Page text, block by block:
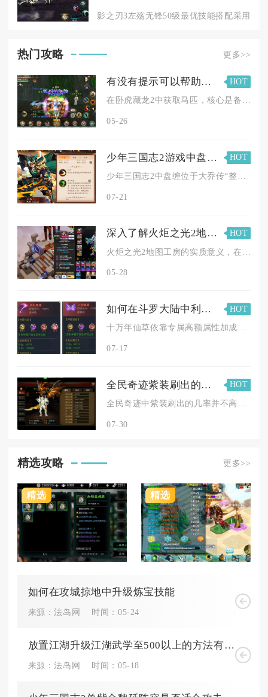
影之刃3左殇无锋50级最优技能搭配采用双
热门攻略 更多>>
有没有提示可以帮助我在卧虎藏龙2中获得马
HOT
在卧虎藏龙2中获取马匹，核心是备好青草、选对抓马点、熟练驯服...
05-26
少年三国志2游戏中盘缠被放在哪儿
HOT
07-21
深入了解火炬之光2地图工房的实质意义
HOT
05-28
如何在斗罗大陆中利用十万年仙草进行魂师对决
HOT
十万年仙草依靠专属高额属性加成、套装联动特效与武魂专属被动增...
07-17
全民奇迹紫装刷出的几率大吗
HOT
07-30
精选攻略 更多>>
精选 精选
如何在攻城掠地中升级炼宝技能
来源：法岛网 时间：05-24
放置江湖升级江湖武学至500以上的方法有哪些
来源：法岛网 时间：05-18